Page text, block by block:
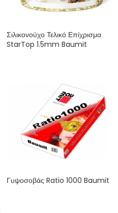
Σιλικονούχο Τελικό Επίχρισμα
StarTop 1.5mm Baumit
Γυψοσοβάς Ratio 1000 Baumit